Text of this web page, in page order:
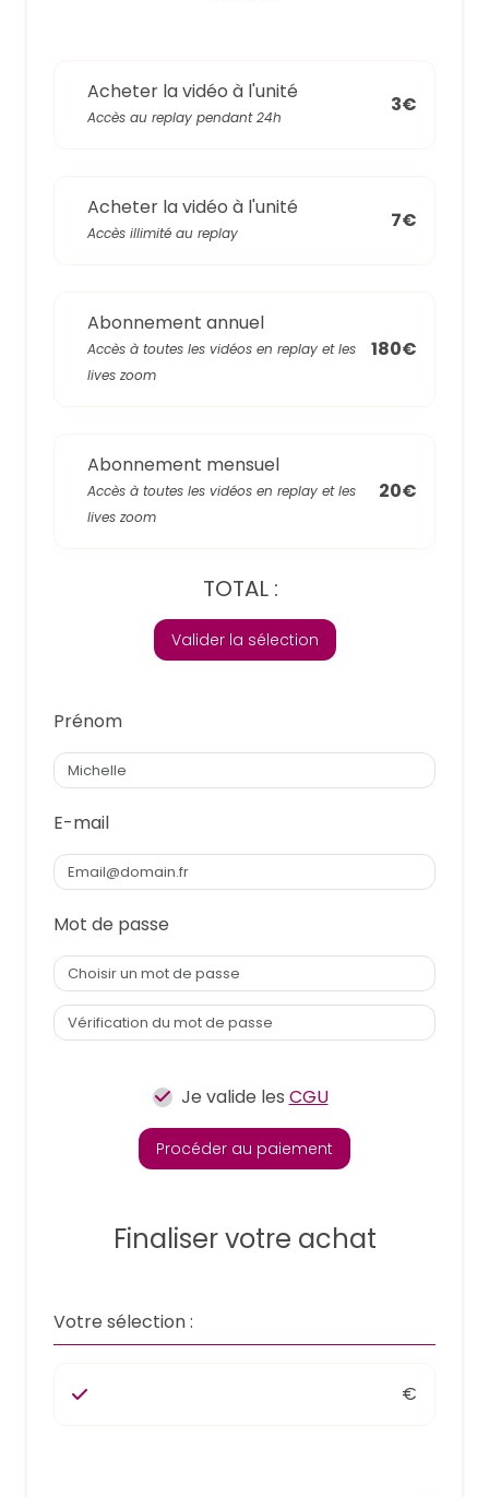
Acheter la vidéo à l'unité
Accès au replay pendant 24h
3€
Acheter la vidéo à l'unité
Accès illimité au replay
7€
Abonnement annuel
Accès à toutes les vidéos en replay et les
lives zoom
180€
Abonnement mensuel
Accès à toutes les vidéos en replay et les
lives zoom
20€
TOTAL :
Valider la sélection
Prénom
E-mail
Mot de passe
Je valide les CGU
Procéder au paiement
Finaliser votre achat
Votre sélection :
€